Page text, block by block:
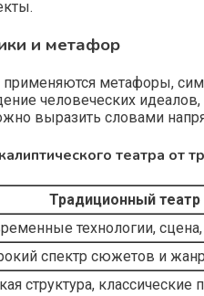
и метафор
применяются метафоры,
человеческих
выразить словами
театра от
Традиционный театр
технологии,
спектр сюжетов и
структура, классические